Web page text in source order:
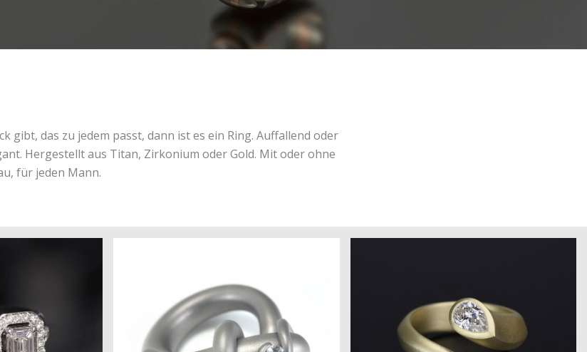
gibt, das zu jedem passt, dann ist es ein Ring. Auffallend oder
Hergestellt aus Titan, Zirkonium oder Gold. Mit oder ohne
für jeden Mann.